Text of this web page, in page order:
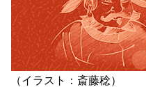
（イラスト：斎藤稔）